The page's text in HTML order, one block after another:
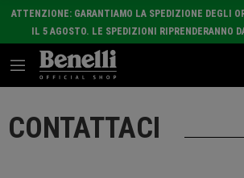
ATTENZIONE: GARANTIAMO LA SPEDIZIONE DEGLI
IL 5 AGOSTO. LE SPEDIZIONI RIPRENDERANNO
CONTATTACI